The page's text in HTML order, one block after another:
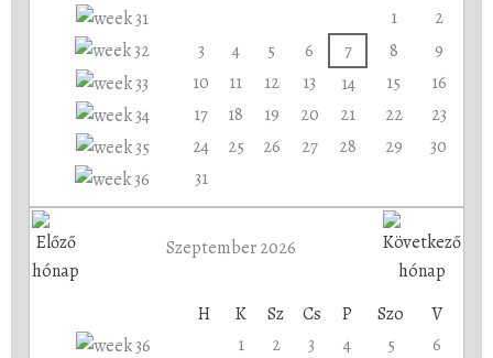
1
2
3
4 5 6 7 8
9
10
11 12 13 14 15
16
17
18 19 20 21 22
23
24
25 26 27 28 29
30
31
Szeptember 2026
H K Sz Cs P Szo
V
1
2 3 4 5
6